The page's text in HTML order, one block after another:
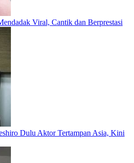
Viral, Cantik dan Berprestasi
Dulu Aktor Tertampan Asia, Kini